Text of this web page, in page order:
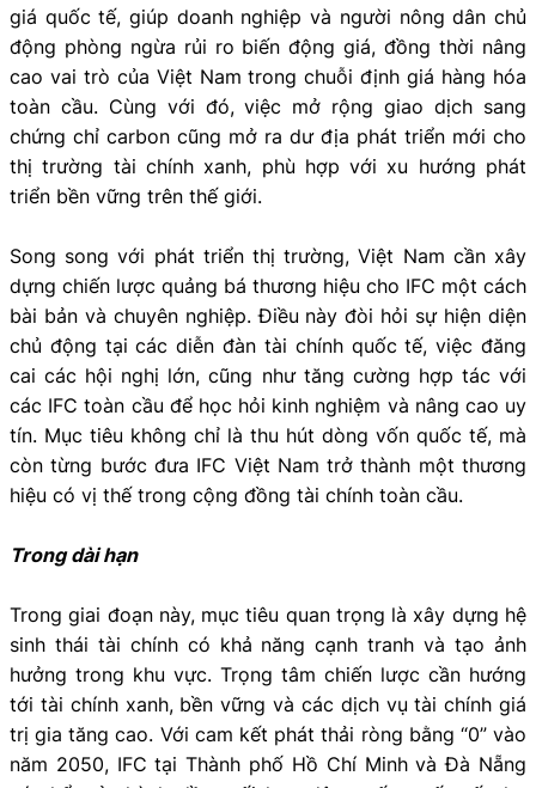
giá quốc tế, giúp doanh nghiệp và người nông dân chủ
động phòng ngừa rủi ro biến động giá, đồng thời nâng
cao vai trò của Việt Nam trong chuỗi định giá hàng hóa
toàn cầu. Cùng với đó, việc mở rộng giao dịch sang
chứng chỉ carbon cũng mở ra dư địa phát triển mới cho
thị trường tài chính xanh, phù hợp với xu hướng phát
triển bền vững trên thế giới.
Song song với phát triển thị trường, Việt Nam cần xây
dựng chiến lược quảng bá thương hiệu cho IFC một cách
bài bản và chuyên nghiệp. Điều này đòi hỏi sự hiện diện
chủ động tại các diễn đàn tài chính quốc tế, việc đăng
cai các hội nghị lớn, cũng như tăng cường hợp tác với
các IFC toàn cầu để học hỏi kinh nghiệm và nâng cao uy
tín. Mục tiêu không chỉ là thu hút dòng vốn quốc tế, mà
còn từng bước đưa IFC Việt Nam trở thành một thương
hiệu có vị thế trong cộng đồng tài chính toàn cầu.
Trong dài hạn
Trong giai đoạn này, mục tiêu quan trọng là xây dựng hệ
sinh thái tài chính có khả năng cạnh tranh và tạo ảnh
hưởng trong khu vực. Trọng tâm chiến lược cần hướng
tới tài chính xanh, bền vững và các dịch vụ tài chính giá
trị gia tăng cao. Với cam kết phát thải ròng bằng “0” vào
năm 2050, IFC tại Thành phố Hồ Chí Minh và Đà Nẵng